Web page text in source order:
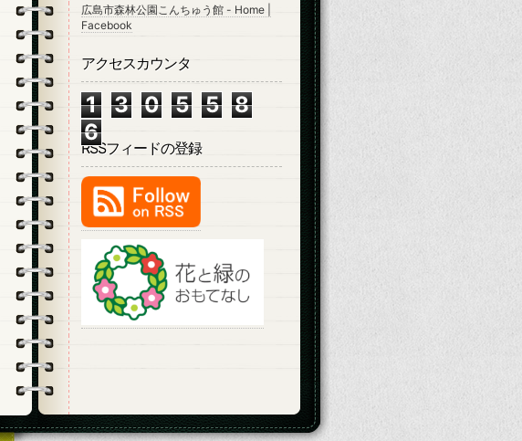
広島市森林公園こんちゅう館 - Home |
Facebook
アクセスカウンタ
1 3 0 5 5
8
6
RSSフィードの登録